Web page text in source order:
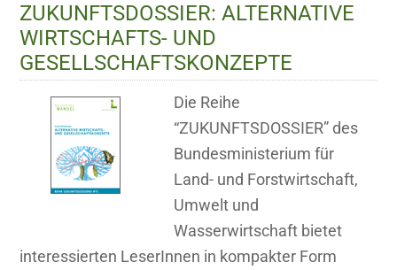
ZUKUNFTSDOSSIER: ALTERNATIVE
WIRTSCHAFTS- UND
GESELLSCHAFTSKONZEPTE
Die Reihe
“ZUKUNFTSDOSSIER” des
Bundesministerium für
Land- und Forstwirtschaft,
Umwelt und
Wasserwirtschaft bietet
interessierten LeserInnen in kompakter Form